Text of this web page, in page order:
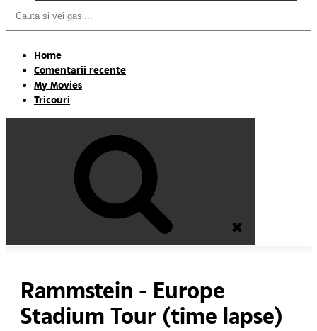
Home
Comentarii recente
My Movies
Tricouri
Rammstein - Europe
Stadium Tour (time lapse)